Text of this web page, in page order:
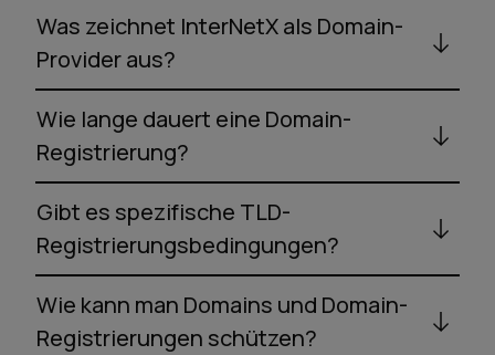
Was zeichnet InterNetX als Domain-
Provider aus?
Wie lange dauert eine Domain-
Registrierung?
Gibt es spezifische TLD-
Registrierungsbedingungen?
Wie kann man Domains und Domain-
Registrierungen schützen?